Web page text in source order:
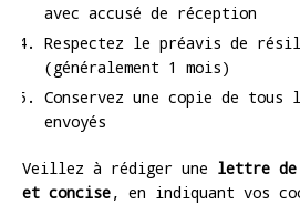
avec accusé de réception
Respectez le préavis de
(généralement 1 mois)
Conservez une copie de tous
envoyés
Veillez à rédiger une lettre
et concise, en indiquant vos